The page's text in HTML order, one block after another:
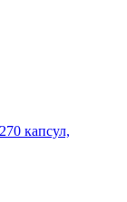
капсул,